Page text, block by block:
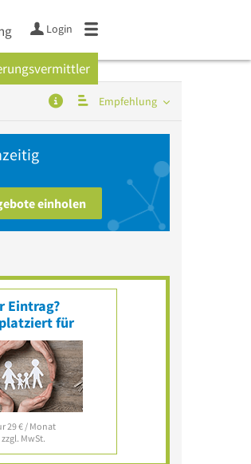
Login
Empfehlung
einholen
Eintrag?
für
29 € / Monat
zzgl. MwSt.